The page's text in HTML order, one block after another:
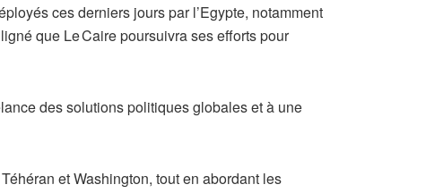
ces derniers jours par l’Egypte, notamment
que Le Caire poursuivra ses efforts pour
des solutions politiques globales et à une
et Washington, tout en abordant les